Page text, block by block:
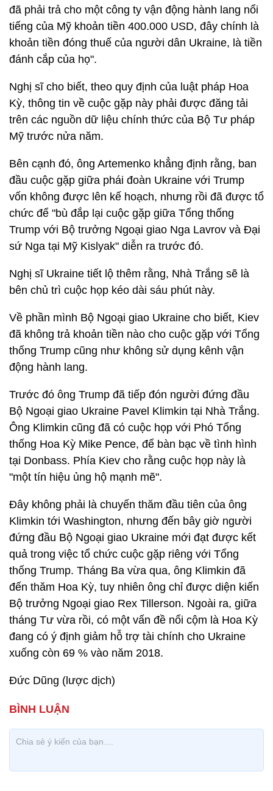
đã phải trả cho một công ty vận động hành lang nổi
tiếng của Mỹ khoản tiền 400.000 USD, đây chính là
khoản tiền đóng thuế của người dân Ukraine, là tiền
đánh cắp của họ".
Nghị sĩ cho biết, theo quy định của luật pháp Hoa
Kỳ, thông tin về cuộc gặp này phải được đăng tải
trên các nguồn dữ liệu chính thức của Bộ Tư pháp
Mỹ trước nửa năm.
Bên cạnh đó, ông Artemenko khẳng định rằng, ban
đầu cuộc gặp giữa phái đoàn Ukraine với Trump
vốn không được lên kế hoạch, nhưng rồi đã được tổ
chức để "bù đắp lại cuộc gặp giữa Tổng thống
Trump với Bộ trưởng Ngoại giao Nga Lavrov và Đại
sứ Nga tại Mỹ Kislyak" diễn ra trước đó.
Nghị sĩ Ukraine tiết lộ thêm rằng, Nhà Trắng sẽ là
bên chủ trì cuộc họp kéo dài sáu phút này.
Về phần mình Bộ Ngoại giao Ukraine cho biết, Kiev
đã không trả khoản tiền nào cho cuộc gặp với Tổng
thống Trump cũng như không sử dụng kênh vận
động hành lang.
Trước đó ông Trump đã tiếp đón người đứng đầu
Bộ Ngoại giao Ukraine Pavel Klimkin tại Nhà Trắng.
Ông Klimkin cũng đã có cuộc họp với Phó Tổng
thống Hoa Kỳ Mike Pence, để bàn bạc về tình hình
tại Donbass. Phía Kiev cho rằng cuộc họp này là
"một tín hiệu ủng hộ mạnh mẽ".
Đây không phải là chuyến thăm đầu tiên của ông
Klimkin tới Washington, nhưng đến bây giờ người
đứng đầu Bộ Ngoại giao Ukraine mới đạt được kết
quả trong việc tổ chức cuộc gặp riêng với Tổng
thống Trump. Tháng Ba vừa qua, ông Klimkin đã
đến thăm Hoa Kỳ, tuy nhiên ông chỉ được diện kiến
Bộ trưởng Ngoại giao Rex Tillerson. Ngoài ra, giữa
tháng Tư vừa rồi, có một vấn đề nổi cộm là Hoa Kỳ
đang có ý định giảm hỗ trợ tài chính cho Ukraine
xuống còn 69 % vào năm 2018.
Đức Dũng (lược dịch)